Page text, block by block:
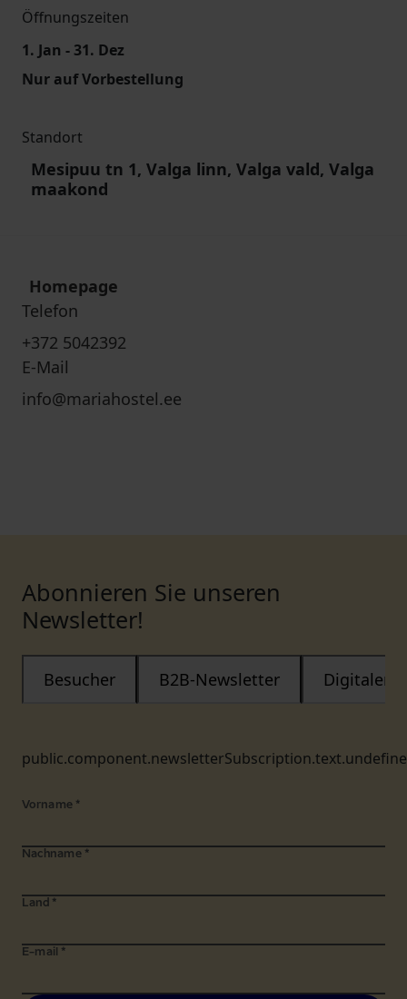
Öffnungszeiten
1. Jan - 31. Dez
Nur auf Vorbestellung
Standort
Mesipuu tn 1, Valga linn, Valga vald, Valga
maakond
Homepage
Telefon
+372 5042392
E-Mail
info@mariahostel.ee
Abonnieren Sie unseren
Newsletter!
Besucher B2B-Newsletter Digitaler
Vorname *
Nachname *
Land *
E-mail *